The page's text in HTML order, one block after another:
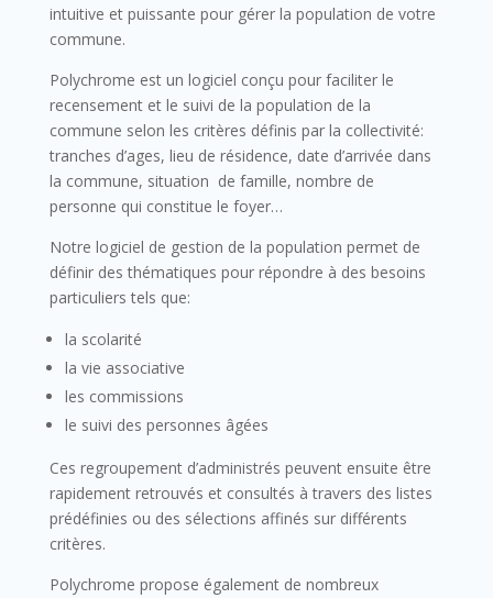
intuitive et puissante pour gérer la population de votre
commune.
Polychrome est un logiciel conçu pour faciliter le
recensement et le suivi de la population de la
commune selon les critères définis par la collectivité:
tranches d’ages, lieu de résidence, date d’arrivée dans
la commune, situation de famille, nombre de
personne qui constitue le foyer…
Notre logiciel de gestion de la population permet de
définir des thématiques pour répondre à des besoins
particuliers tels que:
la scolarité
la vie associative
les commissions
le suivi des personnes âgées
Ces regroupement d’administrés peuvent ensuite être
rapidement retrouvés et consultés à travers des listes
prédéfinies ou des sélections affinés sur différents
critères.
Polychrome propose également de nombreux